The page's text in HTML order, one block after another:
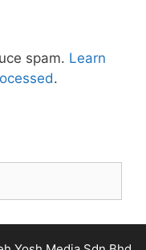
spam. Learn
.